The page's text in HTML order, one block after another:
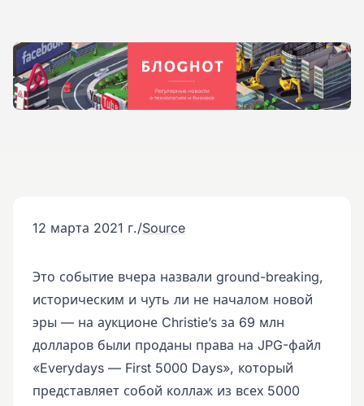
12 марта 2021 г./Source
Это событие вчера назвали ground-breaking,
историческим и чуть ли не началом новой
эры — на аукционе Christie’s за 69 млн
долларов были проданы права на JPG-файл
«Everydays — First 5000 Days», который
представляет собой коллаж из всех 5000